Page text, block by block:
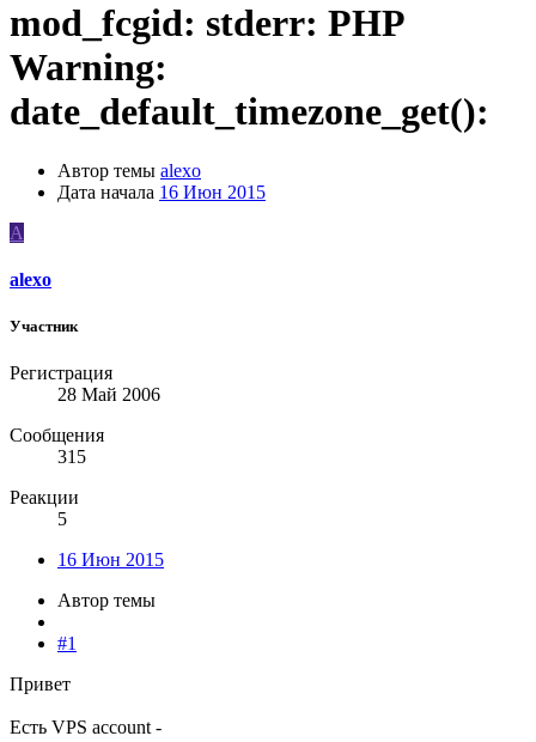
mod_fcgid: stderr: PHP
Warning:
date_default_timezone_get():
Автор темы alexo
Дата начала 16 Июн 2015
A
alexo
Участник
Регистрация
28 Май 2006
Сообщения
315
Реакции
5
16 Июн 2015
Автор темы
#1
Привет
Есть VPS account -